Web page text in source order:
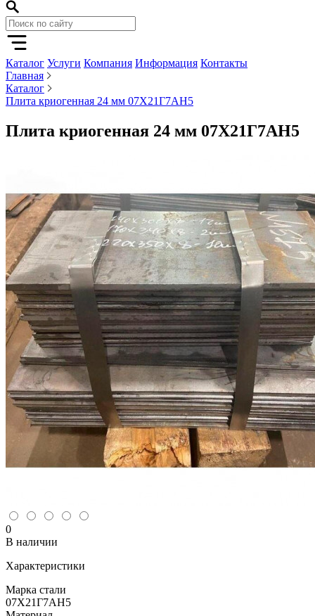
Каталог Услуги Компания Информация Контакты
Главная
Каталог
Плита криогенная 24 мм 07Х21Г7АН5
Плита криогенная 24 мм 07Х21Г7АН5
0
В наличии
Характеристики
Марка стали
07Х21Г7АН5